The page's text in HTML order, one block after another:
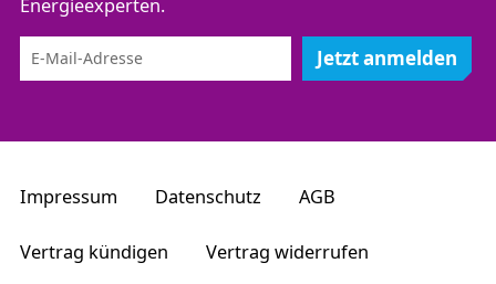
Energieexperten.
Jetzt anmelden
Impressum Datenschutz AGB
Vertrag kündigen Vertrag widerrufen